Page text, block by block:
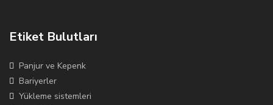
Etiket Bulutları
Panjur ve Kepenk
Bariyerler
Yükleme sistemleri